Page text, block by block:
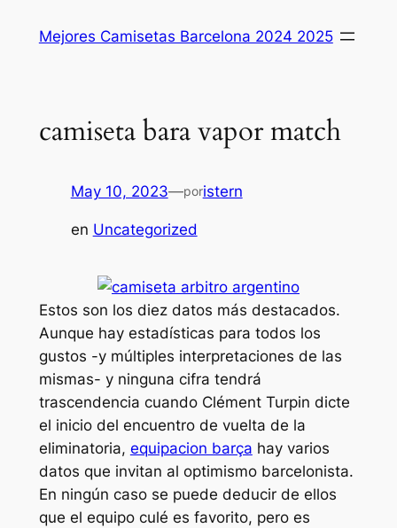
Mejores Camisetas Barcelona 2024 2025
camiseta bara vapor match
May 10, 2023—poristern
en Uncategorized
Estos son los diez datos más destacados.
Aunque hay estadísticas para todos los
gustos -y múltiples interpretaciones de las
mismas- y ninguna cifra tendrá
trascendencia cuando Clément Turpin dicte
el inicio del encuentro de vuelta de la
eliminatoria, equipacion barça hay varios
datos que invitan al optimismo barcelonista.
En ningún caso se puede deducir de ellos
que el equipo culé es favorito, pero es